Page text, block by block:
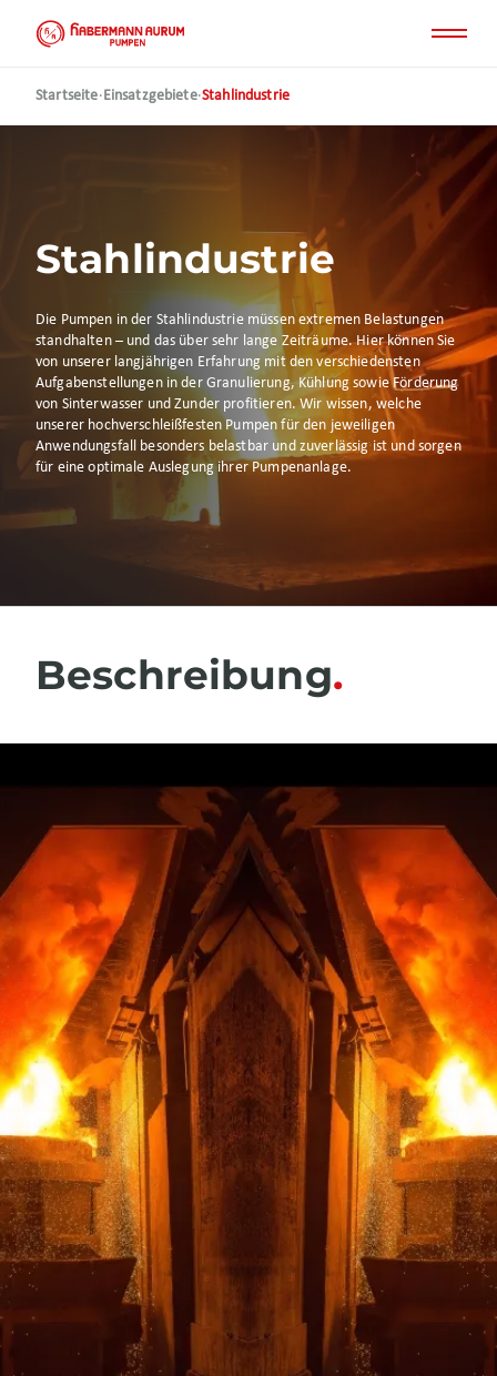
Startseite·Einsatzgebiete·Stahlindustrie
Stahlindustrie
Die Pumpen in der Stahlindustrie müssen extremen Belastungen
standhalten – und das über sehr lange Zeiträume. Hier können Sie
von unserer langjährigen Erfahrung mit den verschiedensten
Aufgabenstellungen in der Granulierung, Kühlung sowie Förderung
von Sinterwasser und Zunder profitieren. Wir wissen, welche
unserer hochverschleißfesten Pumpen für den jeweiligen
Anwendungsfall besonders belastbar und zuverlässig ist und sorgen
für eine optimale Auslegung ihrer Pumpenanlage.
Beschreibung